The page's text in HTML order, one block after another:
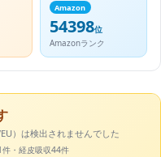
Amazon
54398位
Amazonランク
）は検出されませんでした
・経皮吸収44件